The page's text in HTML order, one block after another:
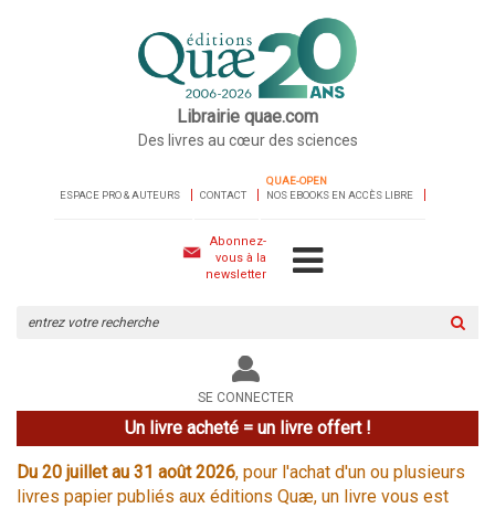
Librairie quae.com
Des livres au cœur des sciences
ESPACE PRO & AUTEURS CONTACT
QUAE-OPEN
NOS EBOOKS EN ACCÈS LIBRE
Abonnez-
vous à la
newsletter
le
site
SE CONNECTER
Un livre acheté = un livre offert !
Du 20 juillet au 31 août 2026, pour l'achat d'un ou plusieurs
livres papier publiés aux éditions Quæ, un livre vous est